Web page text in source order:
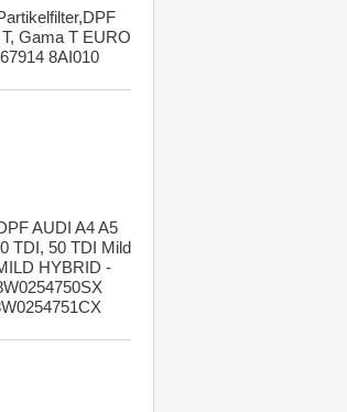
Gama T EURO
8AI010
AUDI A4 A5
TDI, 50 TDI Mild
HYBRID -